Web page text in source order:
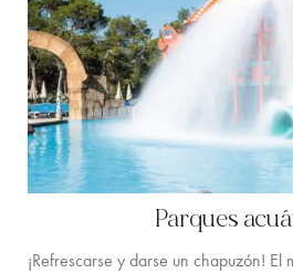
Parques
¡Refrescarse y darse un chapuzón!